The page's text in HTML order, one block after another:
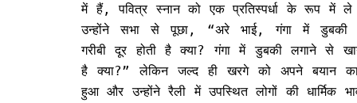
में हैं, पवित्र स्नान को एक प्रतिस्पर्धा के रूप में
उन्होंने सभा से पूछा, “अरे भाई, गंगा में डुबकी
गरीबी दूर होती है क्या? गंगा में डुबकी लगाने से
है क्या?” लेकिन जल्द ही खरगे को अपने बयान
हुआ और उन्होंने रैली में उपस्थित लोगों की धार्मिक